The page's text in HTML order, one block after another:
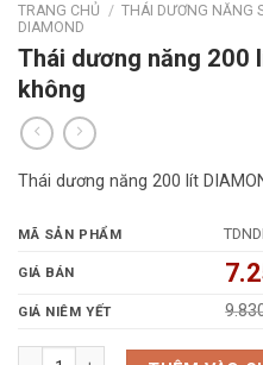
TRANG CHỦ / THÁI DƯƠNG NĂNG
DIAMOND
Thái dương năng 200
không
Thái dương năng 200 lít
MÃ SẢN PHẨM
GIÁ BÁN
GIÁ NIÊM YẾT
Thái dương năng 200 lít